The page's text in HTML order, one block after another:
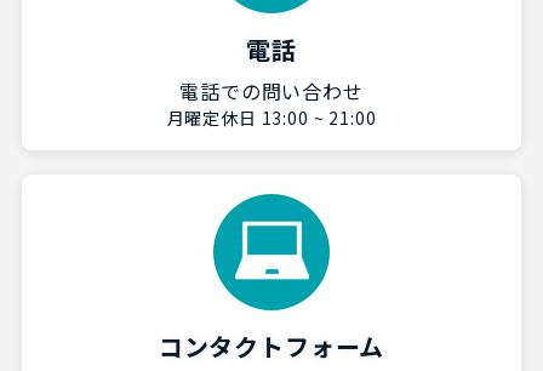
電話
電話での問い合わせ
月曜定休日 13:00 ~ 21:00
コンタクトフォーム